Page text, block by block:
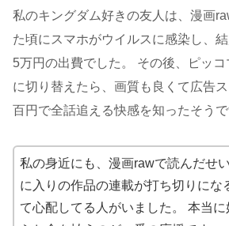
私のキングダム好きの友人は、漫画
た頃にスマホがウイルスに感染し、
5万円の出費でした。 その後、ピッコ
に切り替えたら、画質も良くて広告
百円で全話追える快感を知ったそうで
私の身近にも、漫画rawで読んだせ
に入りの作品の連載が打ち切りにな
て心配してる人がいました。 本当に